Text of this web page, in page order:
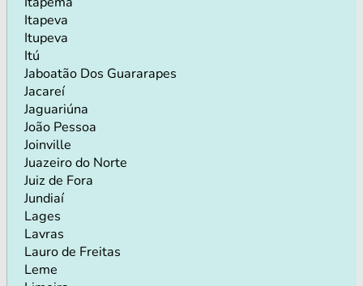
Itapeva
Itupeva
Itú
Jaboatão Dos Guararapes
Jacareí
Jaguariúna
João Pessoa
Joinville
Juazeiro do Norte
Juiz de Fora
Jundiaí
Lages
Lavras
Lauro de Freitas
Leme